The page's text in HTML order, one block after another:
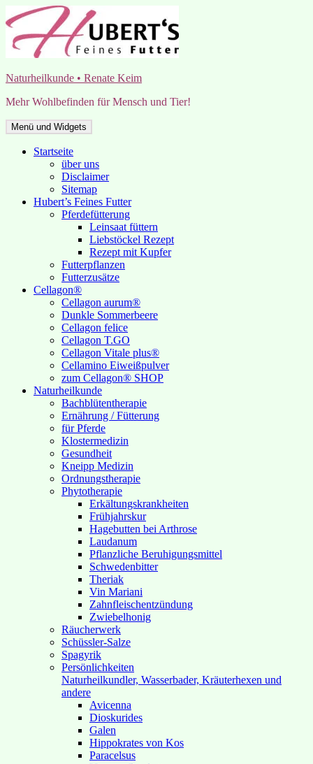
Zum
Inhalt
springen
Naturheilkunde • Renate Keim
Mehr Wohlbefinden für Mensch und Tier!
Menü und Widgets
Startseite
über uns
Disclaimer
Sitemap
Hubert’s Feines Futter
Pferdefütterung
Leinsaat füttern
Liebstöckel Rezept
Rezept mit Kupfer
Futterpflanzen
Futterzusätze
Cellagon®
Cellagon aurum®
Dunkle Sommerbeere
Cellagon felice
Cellagon T.GO
Cellagon Vitale plus®
Cellamino Eiweißpulver
zum Cellagon® SHOP
Naturheilkunde
Bachblütentherapie
Ernährung / Fütterung
für Pferde
Klostermedizin
Gesundheit
Kneipp Medizin
Ordnungstherapie
Phytotherapie
Erkältungskrankheiten
Frühjahrskur
Hagebutten bei Arthrose
Laudanum
Pflanzliche Beruhigungsmittel
Schwedenbitter
Theriak
Vin Mariani
Zahnfleischentzündung
Zwiebelhonig
Räucherwerk
Schüssler-Salze
Spagyrik
Persönlichkeiten
Naturheilkundler, Wasserbader, Kräuterhexen und
andere
Avicenna
Dioskurides
Galen
Hippokrates von Kos
Paracelsus